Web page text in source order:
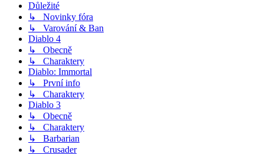
Důležité
↳ Novinky fóra
↳ Varování & Ban
Diablo 4
↳ Obecně
↳ Charaktery
Diablo: Immortal
↳ První info
↳ Charaktery
Diablo 3
↳ Obecně
↳ Charaktery
↳ Barbarian
↳ Crusader